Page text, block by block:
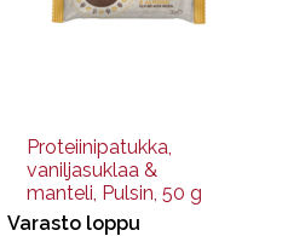
Proteiinipatukka,
vaniljasuklaa &
manteli, Pulsin, 50 g
Varasto loppu